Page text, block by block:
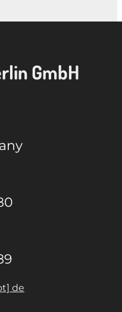
GmbH
de